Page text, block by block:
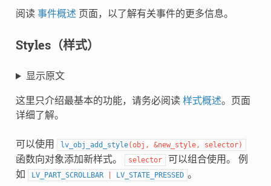
阅读 事件概述 页面，以了解有关事件的更多信息。
Styles（样式）
显示原文
这里只介绍最基本的功能，请务必阅读 样式概述。页面
详细了解。
可以使用 lv_obj_add_style(obj , &new_style, selector)
函数向对象添加新样式。 selector
可以组合使用。 例
如
LV_PART_SCROLLBAR LV_STATE_PRESSED 。